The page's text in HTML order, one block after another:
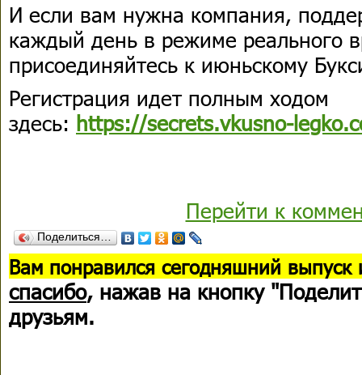
И если вам нужна компания,
каждый день в режиме реального
присоединяйтесь к июньскому
Регистрация идет полным ходом
здесь: https://secrets.vkusno-
Перейти к
Поделиться…
Вам понравился сегодняшний выпуск
спасибо, нажав на кнопку
друзьям.